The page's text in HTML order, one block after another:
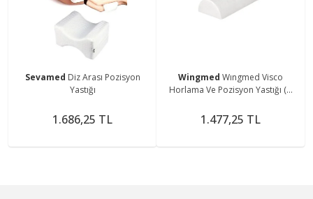
Sevamed Diz Arası Pozisyon
Yastığı
1.686,25 TL
Wingmed Wıngmed Visco
Horlama Ve Pozisyon Yastığı (w
1.477,25 TL